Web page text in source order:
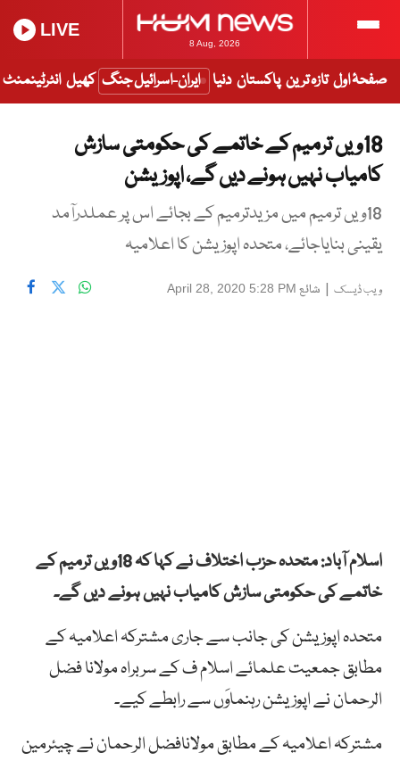
8 Aug, 2026
LIVE
صفحۂ اول تازہ ترین پاکستان دنیا ایران-اسرائیل جنگ کھیل انٹرٹینمنٹ
18ویں ترمیم کے خاتمے کی حکومتی سازش
کامیاب نہیں ہونے دیں گے، اپوزیشن
18ویں ترمیم میں مزیدترمیم کے بجائے اس پر عملدرآمد
یقینی بنایاجائے، متحدہ اپوزیشن کا اعلامیہ
ویب ڈیسک | شائع April 28, 2020 5:28 PM
اسلام آباد: متحدہ حزب اختلاف نے کہا کہ 18ویں ترمیم کے
خاتمے کی حکومتی سازش کامیاب نہیں ہونے دیں گے۔
متحدہ اپوزیشن کی جانب سے جاری مشترکہ اعلامیہ کے
مطابق جمعیت علمائے اسلام ف کے سربراہ مولانا فضل
الرحمان نے اپوزیشن رہنماوَں سے رابطے کیے۔
مشترکہ اعلامیہ کے مطابق مولانافضل الرحمان نے چیئرمین